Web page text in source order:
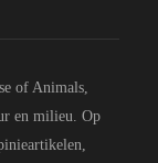
of Animals,
en milieu. Op